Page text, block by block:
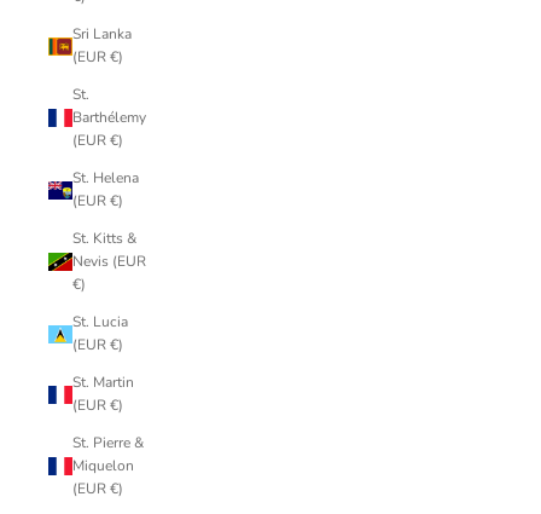
Sri Lanka
(EUR €)
St.
Barthélemy
(EUR €)
St. Helena
(EUR €)
St. Kitts &
Nevis (EUR
€)
St. Lucia
(EUR €)
St. Martin
(EUR €)
St. Pierre &
Miquelon
(EUR €)